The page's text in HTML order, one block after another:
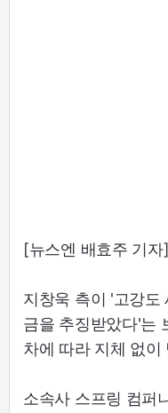
[뉴스엔 배효주 기자]
지창욱 측이 '고강도
금을 추징받았다'는
차에 따라 지체 없
소속사 스프링 컴퍼